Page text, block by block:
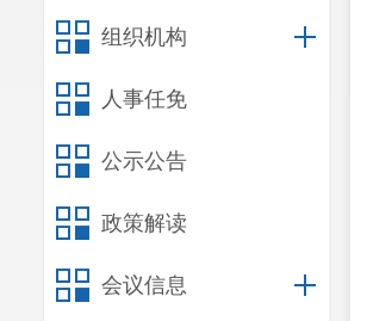
组织机构
人事任免
公示公告
政策解读
会议信息